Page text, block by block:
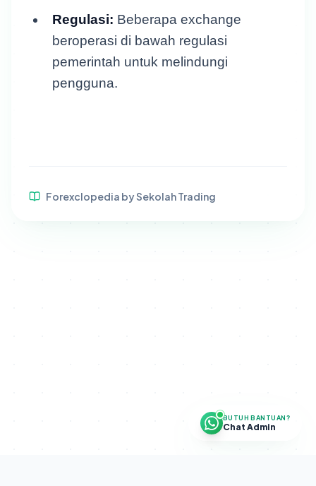
Regulasi: Beberapa exchange
beroperasi di bawah regulasi
pemerintah untuk melindungi
pengguna.
Forexclopedia by Sekolah Trading
BUTUH BANTUAN?
Chat Admin